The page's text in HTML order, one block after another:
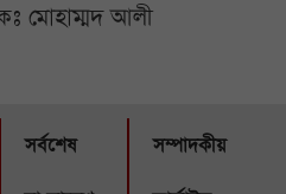
মোহাম্মদ আলী
সর্বশেষ সম্পাদকীয়